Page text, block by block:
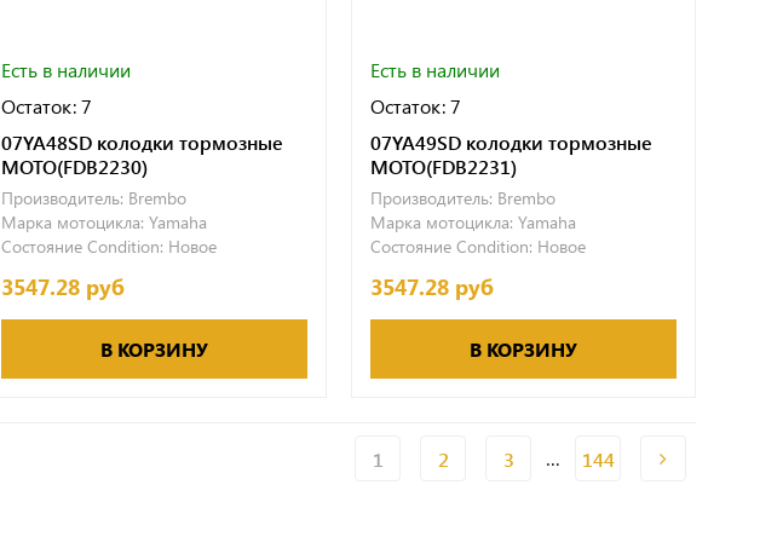
Есть в наличии
Остаток: 7
07YA48SD колодки тормозные
МОТО(FDB2230)
Производитель: Brembo
Марка мотоцикла: Yamaha
Состояние Condition: Новое
3547.28 руб
В КОРЗИНУ
Есть в наличии
Остаток: 7
07YA49SD колодки тормозные
МОТО(FDB2231)
Производитель: Brembo
Марка мотоцикла: Yamaha
Состояние Condition: Новое
3547.28 руб
В КОРЗИНУ
1 2 3 … 144